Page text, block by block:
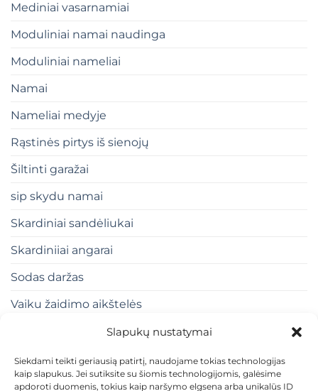
Slapukų nustatymai
Siekdami teikti geriausią patirtį, naudojame tokias technologijas
kaip slapukus. Jei sutiksite su šiomis technologijomis, galėsime
apdoroti duomenis, tokius kaip naršymo elgsena arba unikalūs ID
Mediniai vasarnamiai
Moduliniai namai naudinga
Moduliniai nameliai
Namai
Nameliai medyje
Rąstinės pirtys iš sienojų
Šiltinti garažai
sip skydu namai
Skardiniai sandėliukai
Skardiniiai angarai
Sodas daržas
Vaiku žaidimo aikštelės